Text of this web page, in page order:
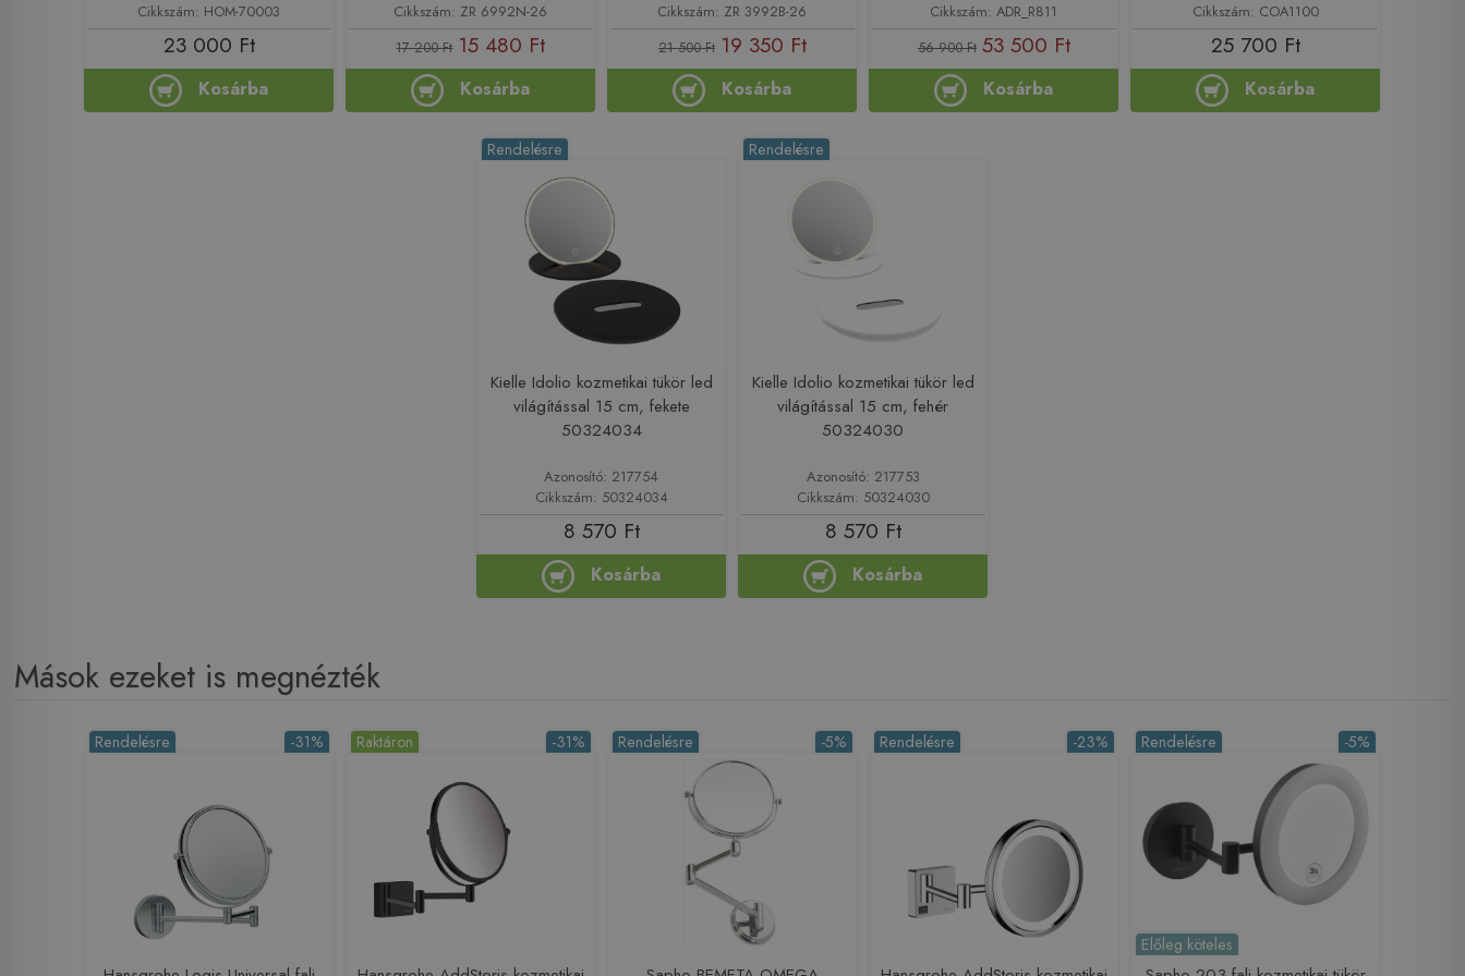
Cikkszám: HOM-70003
23 000 Ft
Kosárba
Cikkszám: ZR 6992N-26
17 200 Ft 15 480 Ft
Kosárba
Cikkszám: ZR 3992B-26
21 500 Ft 19 350 Ft
Kosárba
Cikkszám: ADR_R811
56 900 Ft 53 500 Ft
Kosárba
Cikkszám: COA1100
25 700 Ft
Kosárba
Rendelésre
Kielle Idolio kozmetikai tükör led
világítással 15 cm, fekete
50324034
Azonosító: 217754
Cikkszám: 50324034
8 570 Ft
Kosárba
Rendelésre
Kielle Idolio kozmetikai tükör led
világítással 15 cm, fehér
50324030
Azonosító: 217753
Cikkszám: 50324030
8 570 Ft
Kosárba
Mások ezeket is megnézték
-31%
Rendelésre -31%
Raktáron -5%
Rendelésre -23%
Rendelésre -5%
Rendelésre
Előleg köteles